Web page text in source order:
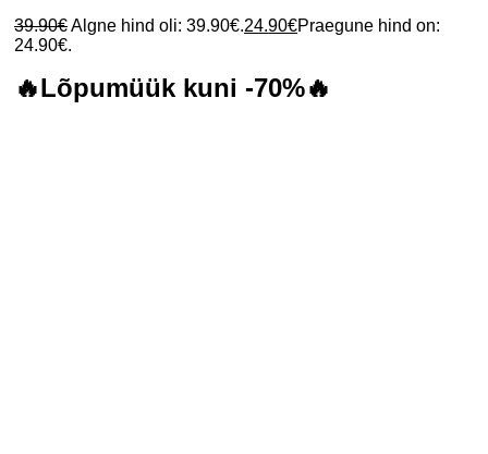
39.90€Algne hind oli: 39.90€.24.90€Praegune hind on:
24.90€.
🔥Lõpumüük kuni -70%🔥